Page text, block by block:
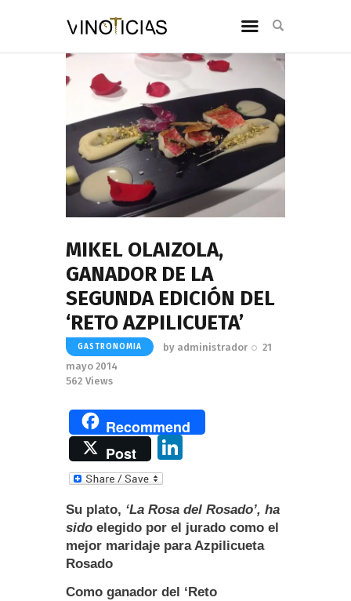
MIKEL OLAIZOLA,
GANADOR DE LA
SEGUNDA EDICIÓN DEL
‘RETO AZPILICUETA’
GASTRONOMIA by administrador
21
mayo 2014
562 Views
Recommend
Post
k
e
dI
Su plato, ‘La Rosa del Rosado’, ha
sido elegido por el jurado como el
mejor maridaje para Azpilicueta
Rosado
Como ganador del ‘Reto